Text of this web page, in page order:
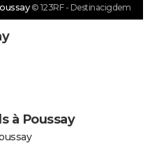
© 123RF - Destinacigdem
à Poussay